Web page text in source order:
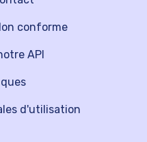
API
conforme
d'utilisation